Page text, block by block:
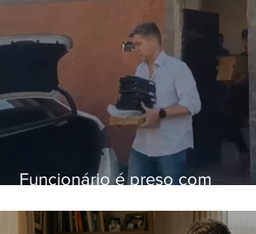
Funcionário é preso com
Hospital do Andaraí